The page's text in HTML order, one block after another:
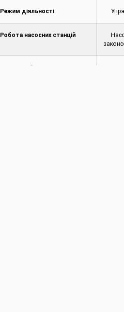
Режим діяльності
Робота насосних станцій
Режим роботи водосховищ